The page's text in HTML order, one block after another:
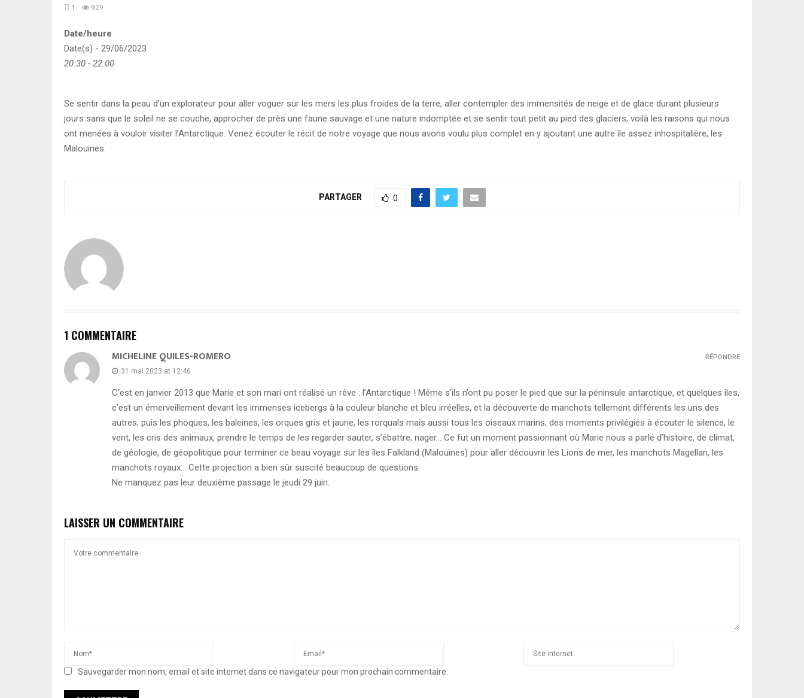
1 929
Date/heure
Date(s) - 29/06/2023
20:30 - 22:00
Se sentir dans la peau d’un explorateur pour aller voguer sur les mers les plus froides de la terre, aller contempler des immensités de neige et de glace durant plusieurs
jours sans que le soleil ne se couche, approcher de près une faune sauvage et une nature indomptée et se sentir tout petit au pied des glaciers, voilà les raisons qui nous
ont menées à vouloir visiter l’Antarctique. Venez écouter le récit de notre voyage que nous avons voulu plus complet en y ajoutant une autre île assez inhospitalière, les
Malouines.
PARTAGER 0
1 COMMENTAIRE
MICHELINE QUILES-ROMERO
31 mai 2023 at 12:46
C’est en janvier 2013 que Marie et son mari ont réalisé un rêve : l’Antarctique ! Même s’ils n’ont pu poser le pied que sur la péninsule antarctique, et quelques îles,
c’est un émerveillement devant les immenses icebergs à la couleur blanche et bleu irréelles, et la découverte de manchots tellement différents les uns des
autres, puis les phoques, les baleines, les orques gris et jaune, les rorquals mais aussi tous les oiseaux marins, des moments privilégiés à écouter le silence, le
vent, les cris des animaux, prendre le temps de les regarder sauter, s’ébattre, nager… Ce fut un moment passionnant où Marie nous a parlé d’histoire, de climat,
de géologie, de géopolitique pour terminer ce beau voyage sur les îles Falkland (Malouines) pour aller découvrir les Lions de mer, les manchots Magellan, les
manchots royaux… Cette projection a bien sûr suscité beaucoup de questions.
Ne manquez pas leur deuxième passage le jeudi 29 juin.
RÉPONDRE
LAISSER UN COMMENTAIRE
Sauvegarder mon nom, email et site internet dans ce navigateur pour mon prochain commentaire.